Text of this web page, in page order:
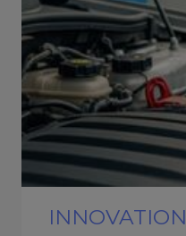
INNOVATION